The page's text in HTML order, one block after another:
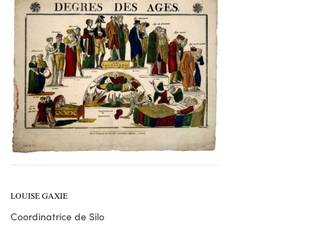
LOUISE GAXIE
Coordinatrice de Silo